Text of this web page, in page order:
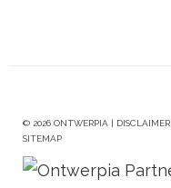
© 2026 ONTWERPIA | DISCLAIMER
SITEMAP